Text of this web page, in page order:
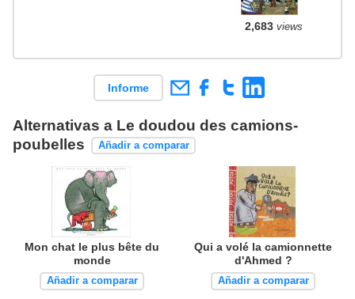
2,683views
Informe
Alternativas a Le doudou des camions-
poubelles
Añadir a comparar
Mon chat le plus bête du
monde
Añadir a comparar
Qui a volé la camionnette
d'Ahmed ?
Añadir a comparar